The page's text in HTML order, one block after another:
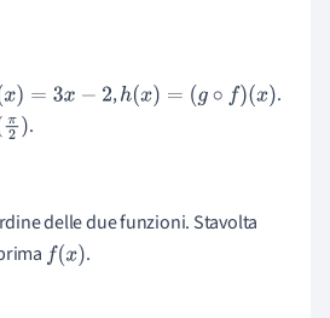
x)= 3x− 2 ,h(x)=( g∘ f)(x)
.
π2).
delle due funzioni. Stavolta
f(x) .